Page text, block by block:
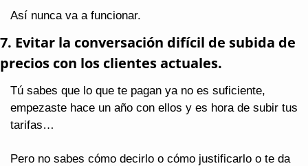
Así nunca va a funcionar.
7. Evitar la conversación difícil de subida de
precios con los clientes actuales.
Tú sabes que lo que te pagan ya no es suficiente,
empezaste hace un año con ellos y es hora de subir tus
tarifas…
Pero no sabes cómo decirlo o cómo justificarlo o te da